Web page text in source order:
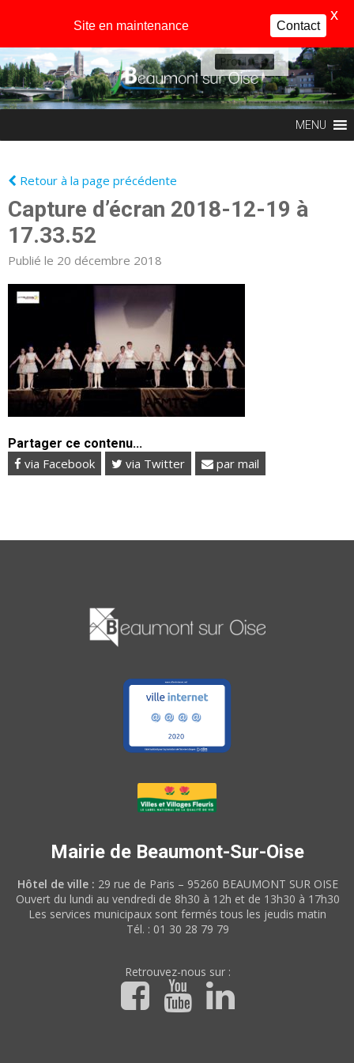
Profil
MENU
Retour à la page précédente
Capture d’écran 2018-12-19 à
17.33.52
Publié le 20 décembre 2018
Partager ce contenu...
via Facebook via Twitter par mail
Mairie de Beaumont-Sur-Oise
Hôtel de ville : 29 rue de Paris – 95260 BEAUMONT SUR OISE
Ouvert du lundi au vendredi de 8h30 à 12h et de 13h30 à 17h30
Les services municipaux sont fermés tous les jeudis matin
Tél. : 01 30 28 79 79
Retrouvez-nous sur :
Site en maintenance Contact
X